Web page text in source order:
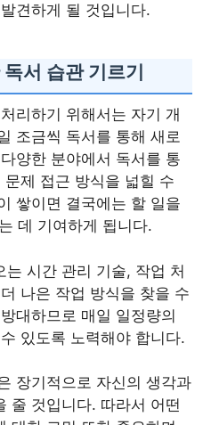
견하게 될 것입니다.
서 습관 기르기
리하기 위해서는 자기 개
조금씩 독서를 통해 새로
양한 분야에서 독서를 통
제 접근 방식을 넓힐 수
쌓이면 결국에는 할 일을
데 기여하게 됩니다.
는 시간 관리 기술, 작업 처
나은 작업 방식을 찾을 수
대하므로 매일 일정량의
있도록 노력해야 합니다.
장기적으로 자신의 생각과
줄 것입니다. 따라서 어떤